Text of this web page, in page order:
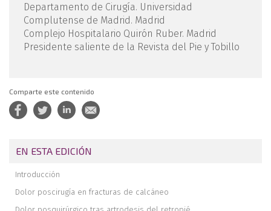
Departamento de Cirugía. Universidad
Complutense de Madrid. Madrid
Complejo Hospitalario Quirón Ruber. Madrid
Presidente saliente de la Revista del Pie y Tobillo
Comparte este contenido
EN ESTA EDICIÓN
Introducción
Dolor poscirugía en fracturas de calcáneo